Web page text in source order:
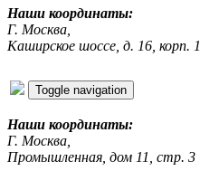
Наши координаты:
Г. Москва,
Каширское шоссе, д. 16, корп. 1
Toggle navigation
Наши координаты:
Г. Москва,
Промышленная, дом 11, стр. 3